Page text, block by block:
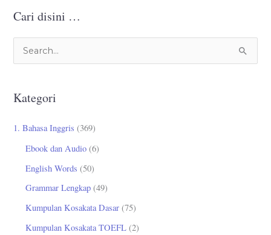
Cari disini …
i
u
Kategori
1. Bahasa Inggris (369)
Ebook dan Audio (6)
English Words (50)
Grammar Lengkap (49)
Kumpulan Kosakata Dasar (75)
Kumpulan Kosakata TOEFL (2)